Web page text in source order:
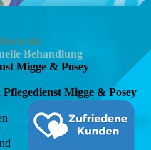
die
Behandlung
Migge & Posey
Migge & Posey